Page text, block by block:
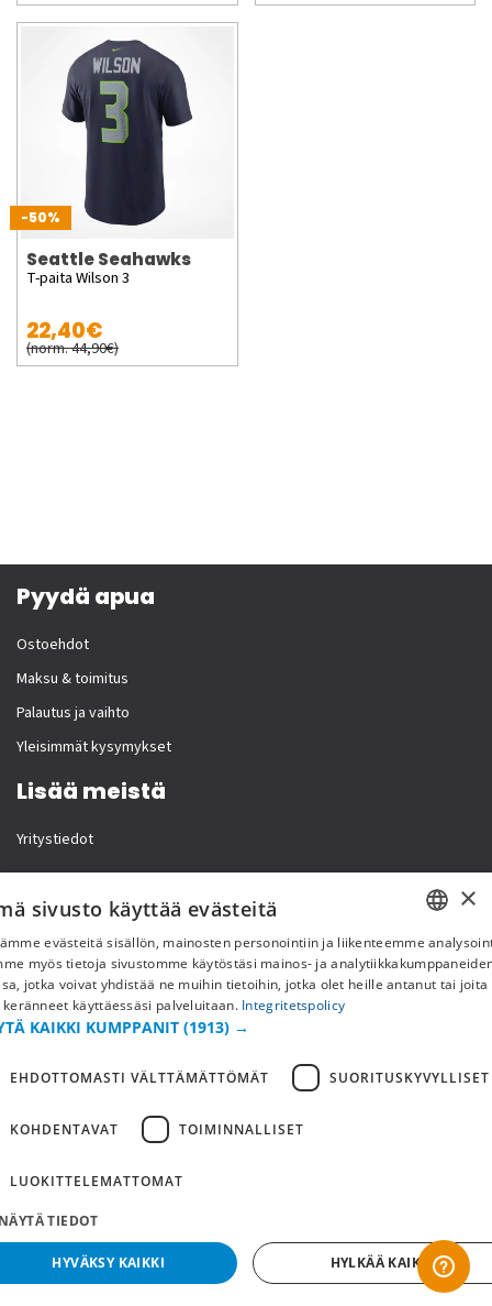
-50%
Seattle Seahawks
T-paita Wilson 3
22,40€
(norm. 44,90€)
Pyydä apua
Ostoehdot
Maksu & toimitus
Palautus ja vaihto
Yleisimmät kysymykset
Lisää meistä
Yritystiedot
FI
×
sivusto käyttää evästeitä
evästeitä sisällön, mainosten personointiin ja liikenteemme
myös tietoja sivustomme käytöstäsi mainos- ja
jotka voivat yhdistää ne muihin tietoihin, jotka olet heille antanut tai joita
keränneet käyttäessäsi palveluitaan. Integritetspolicy
KAIKKI KUMPPANIT (1913) →
EHDOTTOMASTI VÄLTTÄMÄTTÖMÄT SUORITUSKYVYLLISET
KOHDENTAVAT TOIMINNALLISET
LUOKITTELEMATTOMAT
TIEDOT
HYVÄKSY KAIKKI HYLKÄÄ KAIKKI